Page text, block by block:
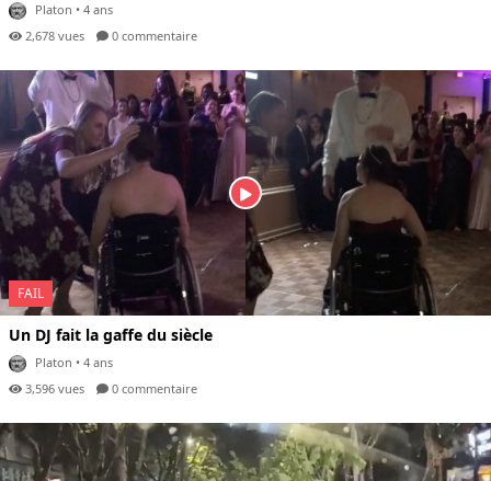
Platon • 4 ans
2,678 vues
0 commentaire
FAIL
Un DJ fait la gaffe du siècle
Platon • 4 ans
3,596 vues
0 commentaire